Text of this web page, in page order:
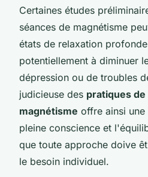
Certaines études
séances de magnétisme
états de relaxation
potentiellement à diminuer
dépression ou de troubles
judicieuse des pratiques
magnétisme offre ainsi
pleine conscience et
que toute approche doive
le besoin individuel.